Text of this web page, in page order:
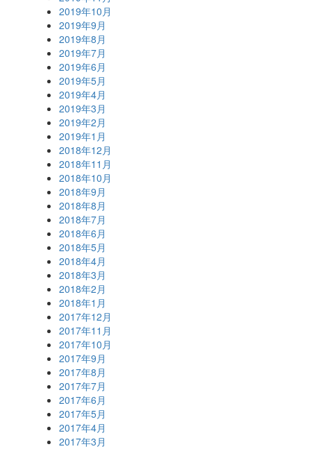
2019年10月
2019年9月
2019年8月
2019年7月
2019年6月
2019年5月
2019年4月
2019年3月
2019年2月
2019年1月
2018年12月
2018年11月
2018年10月
2018年9月
2018年8月
2018年7月
2018年6月
2018年5月
2018年4月
2018年3月
2018年2月
2018年1月
2017年12月
2017年11月
2017年10月
2017年9月
2017年8月
2017年7月
2017年6月
2017年5月
2017年4月
2017年3月